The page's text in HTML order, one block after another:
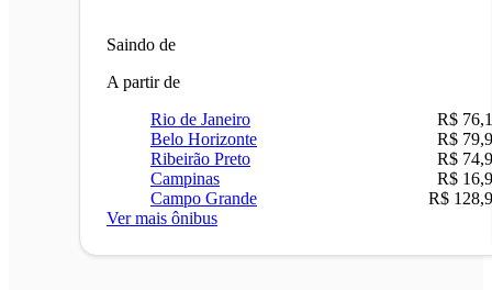
Saindo de
A partir de
Rio de Janeiro
R$
Belo Horizonte
R$
Ribeirão Preto
R$
Campinas
R$
Campo Grande
R$
Ver mais ônibus